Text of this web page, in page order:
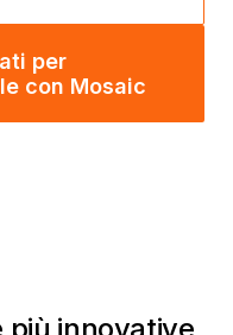
per
con Mosaic